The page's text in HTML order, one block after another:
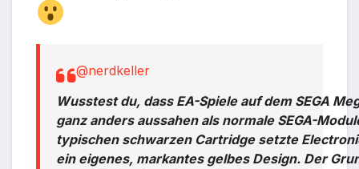
@nerdkeller
Wusstest du, dass EA-Spiele auf dem SEGA
ganz anders aussahen als normale SEGA-
typischen schwarzen Cartridge setzte
ein eigenes, markantes gelbes Design. Der